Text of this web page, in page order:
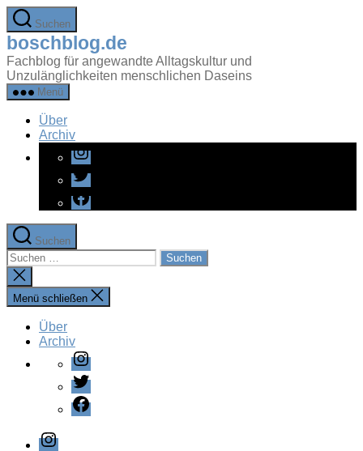
Zum
Inhalt
springen
Suchen
boschblog.de
Fachblog für angewandte Alltagskultur und
Unzulänglichkeiten menschlichen Daseins
Menü
Über
Archiv
Instagram
Twitter
Facebook
Suchen
Suchen
nach:
Suche
schließen
Menü schließen
Über
Archiv
Instagram
Twitter
Facebook
Instagram